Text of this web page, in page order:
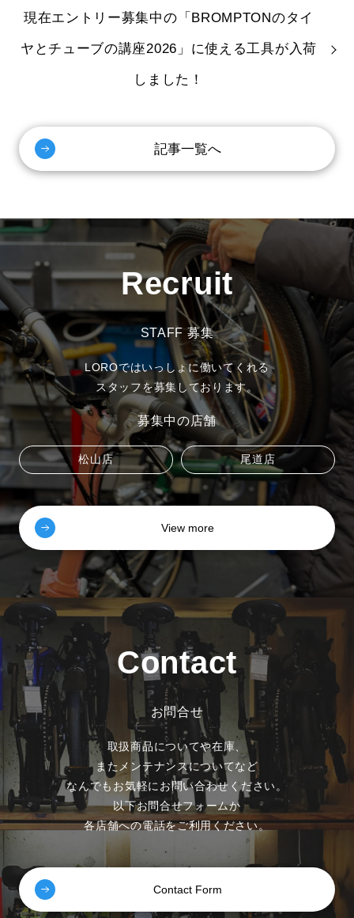
現在エントリー募集中の「BROMPTONのタイ
ヤとチューブの講座2026」に使える工具が入荷
しました！
記事一覧へ
Recruit
STAFF 募集
LOROではいっしょに働いてくれる
スタッフを募集しております。
募集中の店舗
松山店 尾道店
View more
Contact
お問合せ
取扱商品についてや在庫、
またメンテナンスについてなど
なんでもお気軽にお問い合わせください。
以下お問合せフォームか
各店舗への電話をご利用ください。
Contact Form